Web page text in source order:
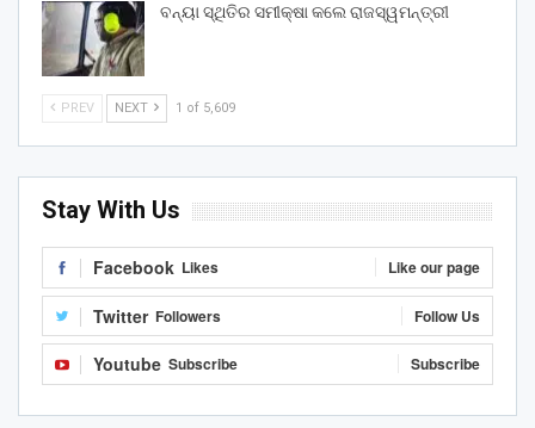
ବନ୍ୟା ସ୍ଥିତିର ସମୀକ୍ଷା କଲେ ରାଜସ୍ୱମନ୍ତ୍ରୀ
PREV NEXT 1 of 5,609
Stay With Us
Facebook Likes Like our page
Twitter Followers Follow Us
Youtube Subscribe Subscribe